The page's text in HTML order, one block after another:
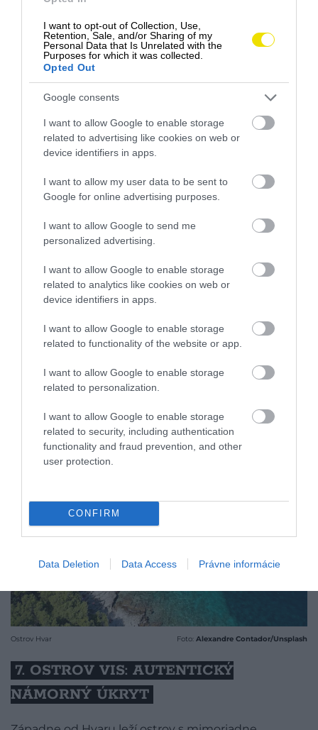
I want to opt-out of Collection, Use,
Retention, Sale, and/or Sharing of my
Personal Data that Is Unrelated with the
Purposes for which it was collected.
Opted Out
Google consents
I want to allow Google to enable storage
related to advertising like cookies on web or
device identifiers in apps.
I want to allow my user data to be sent to
Google for online advertising purposes.
I want to allow Google to send me
personalized advertising.
I want to allow Google to enable storage
related to analytics like cookies on web or
device identifiers in apps.
I want to allow Google to enable storage
related to functionality of the website or app.
I want to allow Google to enable storage
related to personalization.
I want to allow Google to enable storage
related to security, including authentication
functionality and fraud prevention, and other
user protection.
CONFIRM
Data Deletion Data Access Právne informácie
Ostrov Brać
6. OSTROV HVAR: ZALIATY SLNKOM A
Pokračujeme južnejšie na
ročným priemerom slnečných hodín v Chorvátsku.
Vzduch tu vonia levanduľou a historické prístavy
lemujú elegantné jachty celebrít. Hvar je známy
životom. Ak uprostred tohto luxusu zatúžite po
tichu, naskočte na malý čln, ktorý vás odvezie na
susedné, dokonale pokojné Paklené ostrovy.
Ostrov Hvar Foto: Alexandre Contador/Unsplash
7. OSTROV VIS: AUTENTICKÝ
NÁMORNÝ ÚKRYT